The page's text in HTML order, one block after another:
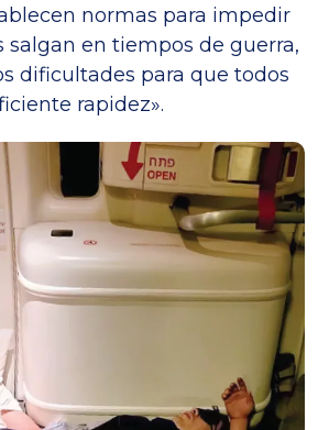
normas para impedir
salgan en tiempos de guerra,
dificultades para que todos
rapidez».